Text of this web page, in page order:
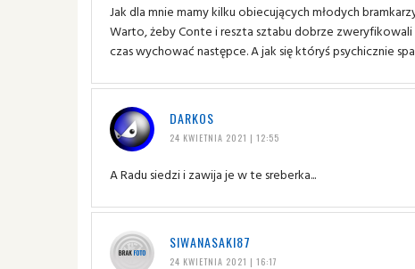
Jak dla mnie mamy kilku obiecujących młodych
Warto, żeby Conte i reszta sztabu dobrze
czas wychować następce. A jak się któryś psychicznie
DARKOS
24 KWIETNIA 2021 | 12:55
A Radu siedzi i zawija je w te sreberka...
SIWANASAKI87
24 KWIETNIA 2021 | 16:17